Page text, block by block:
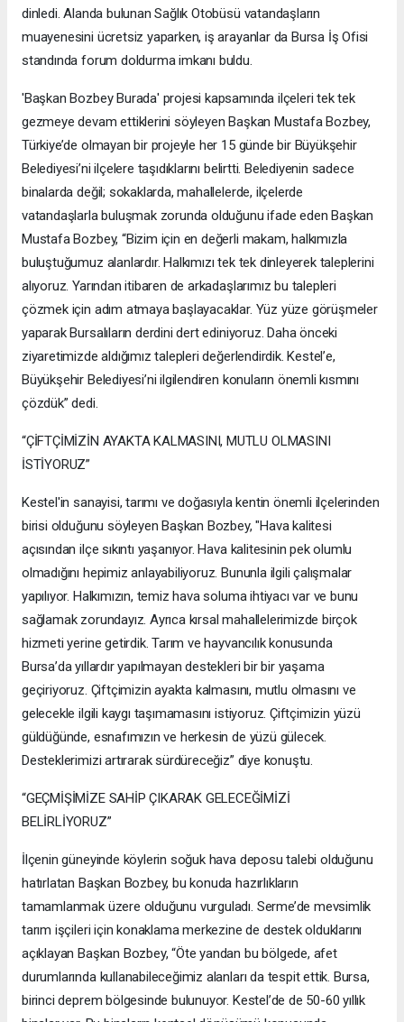
dinledi. Alanda bulunan Sağlık Otobüsü vatandaşların
muayenesini ücretsiz yaparken, iş arayanlar da Bursa İş Ofisi
standında forum doldurma imkanı buldu.
'Başkan Bozbey Burada' projesi kapsamında ilçeleri tek tek
gezmeye devam ettiklerini söyleyen Başkan Mustafa Bozbey,
Türkiye’de olmayan bir projeyle her 15 günde bir Büyükşehir
Belediyesi’ni ilçelere taşıdıklarını belirtti. Belediyenin sadece
binalarda değil; sokaklarda, mahallelerde, ilçelerde
vatandaşlarla buluşmak zorunda olduğunu ifade eden Başkan
Mustafa Bozbey, “Bizim için en değerli makam, halkımızla
buluştuğumuz alanlardır. Halkımızı tek tek dinleyerek taleplerini
alıyoruz. Yarından itibaren de arkadaşlarımız bu talepleri
çözmek için adım atmaya başlayacaklar. Yüz yüze görüşmeler
yaparak Bursalıların derdini dert ediniyoruz. Daha önceki
ziyaretimizde aldığımız talepleri değerlendirdik. Kestel’e,
Büyükşehir Belediyesi’ni ilgilendiren konuların önemli kısmını
çözdük” dedi.
“ÇİFTÇİMİZİN AYAKTA KALMASINI, MUTLU OLMASINI
İSTİYORUZ”
Kestel'in sanayisi, tarımı ve doğasıyla kentin önemli ilçelerinden
birisi olduğunu söyleyen Başkan Bozbey, "Hava kalitesi
açısından ilçe sıkıntı yaşanıyor. Hava kalitesinin pek olumlu
olmadığını hepimiz anlayabiliyoruz. Bununla ilgili çalışmalar
yapılıyor. Halkımızın, temiz hava soluma ihtiyacı var ve bunu
sağlamak zorundayız. Ayrıca kırsal mahallelerimizde birçok
hizmeti yerine getirdik. Tarım ve hayvancılık konusunda
Bursa’da yıllardır yapılmayan destekleri bir bir yaşama
geçiriyoruz. Çiftçimizin ayakta kalmasını, mutlu olmasını ve
gelecekle ilgili kaygı taşımamasını istiyoruz. Çiftçimizin yüzü
güldüğünde, esnafımızın ve herkesin de yüzü gülecek.
Desteklerimizi artırarak sürdüreceğiz” diye konuştu.
“GEÇMİŞİMİZE SAHİP ÇIKARAK GELECEĞİMİZİ
BELİRLİYORUZ”
İlçenin güneyinde köylerin soğuk hava deposu talebi olduğunu
hatırlatan Başkan Bozbey, bu konuda hazırlıkların
tamamlanmak üzere olduğunu vurguladı. Serme’de mevsimlik
tarım işçileri için konaklama merkezine de destek olduklarını
açıklayan Başkan Bozbey, “Öte yandan bu bölgede, afet
durumlarında kullanabileceğimiz alanları da tespit ettik. Bursa,
birinci deprem bölgesinde bulunuyor. Kestel’de de 50-60 yıllık